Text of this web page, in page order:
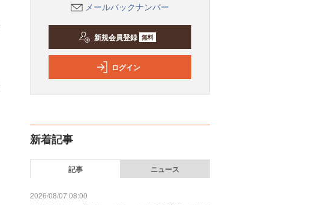
メールバックナンバー
新規会員登録 無料
ログイン
新着記事
記事 ニュース
2026/08/07 08:00